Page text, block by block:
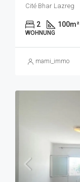
Cité Bhar Lazreg
2 100m²
WOHNUNG
mami_immo